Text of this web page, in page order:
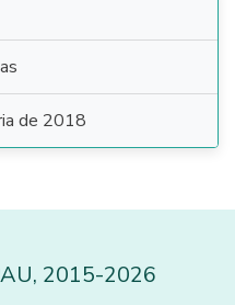
de 2018
, 2015-2026